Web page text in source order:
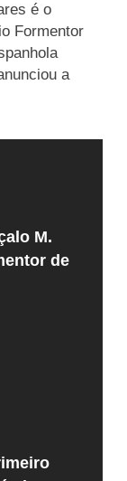
é o
Formentor
a
M.
de